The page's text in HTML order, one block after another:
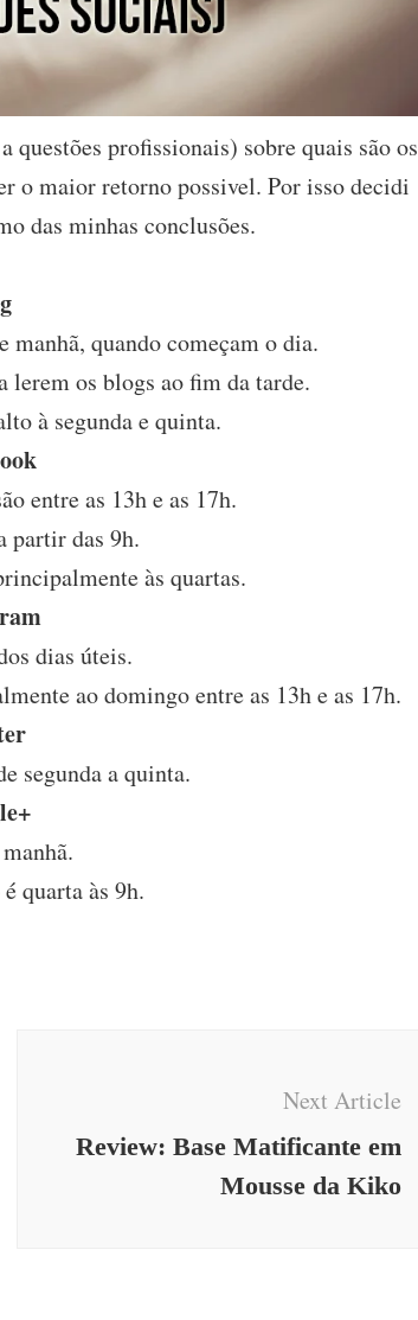
questões profissionais) sobre quais são os
o maior retorno possivel. Por isso decidi
das minhas conclusões.
manhã, quando começam o dia.
lerem os blogs ao fim da tarde.
à segunda e quinta.
entre as 13h e as 17h.
partir das 9h.
às quartas.
dias úteis.
ao domingo entre as 13h e as 17h.
segunda a quinta.
quarta às 9h.
Next Article
Review: Base Matificante em
Mousse da Kiko